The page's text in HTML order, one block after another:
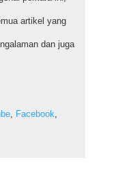
artikel yang
dan juga
, Facebook,